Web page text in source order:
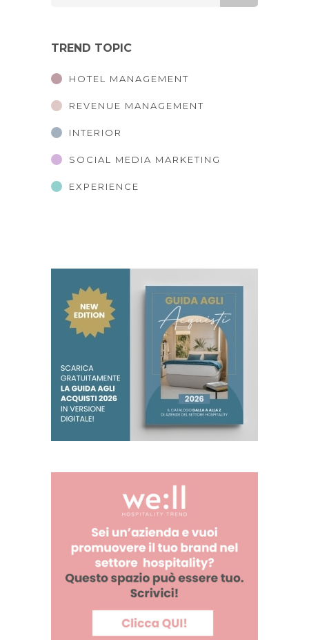
TREND TOPIC
HOTEL MANAGEMENT
REVENUE MANAGEMENT
INTERIOR
SOCIAL MEDIA MARKETING
EXPERIENCE